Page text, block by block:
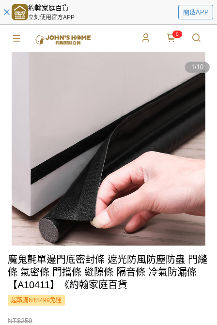
約翰家庭百貨
立刻使用官方APP
開啟APP
0
1/10
魔鬼氈單邊門底密封條 遮光防風防塵防蟲 門縫
條 氣密條 門擋條 縫隙條 隔音條 冷氣防漏條
【A10411】《約翰家庭百貨
超取滿NT$499免運
NT$259